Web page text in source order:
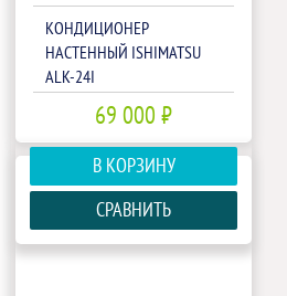
КОНДИЦИОНЕР
НАСТЕННЫЙ ISHIMATSU
ALK-24I
69 000 ₽
В КОРЗИНУ
СРАВНИТЬ